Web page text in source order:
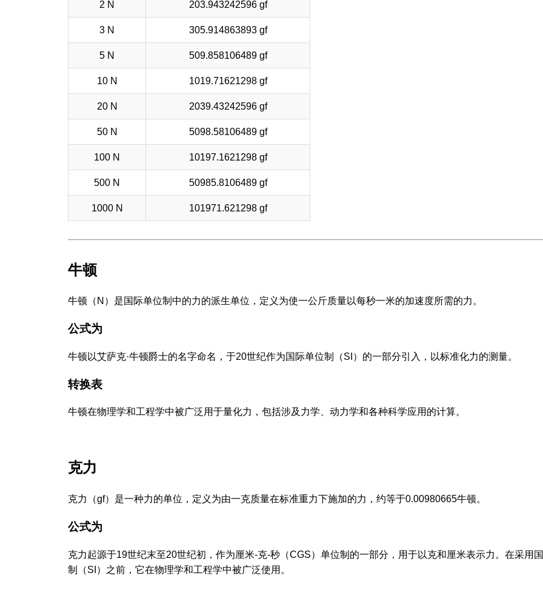
2 N 203.943242596 gf
3 N 305.914863893 gf
5 N 509.858106489 gf
10 N 1019.71621298 gf
20 N 2039.43242596 gf
50 N 5098.58106489 gf
100 N 10197.1621298 gf
500 N 50985.8106489 gf
1000 N 101971.621298 gf
牛顿
牛顿（N）是国际单位制中的力的派生单位，定义为使一公斤质量以每秒一米的加速度所需的力。
公式为
牛顿以艾萨克·牛顿爵士的名字命名，于20世纪作为国际单位制（SI）的一部分引入，以标准化力的测量。
转换表
牛顿在物理学和工程学中被广泛用于量化力，包括涉及力学、动力学和各种科学应用的计算。
克力
克力（gf）是一种力的单位，定义为由一克质量在标准重力下施加的力，约等于0.00980665牛顿。
公式为
克力起源于19世纪末至20世纪初，作为厘米-克-秒（CGS）单位制的一部分，用于以克和厘米表示力。在采用
制（SI）之前，它在物理学和工程学中被广泛使用。